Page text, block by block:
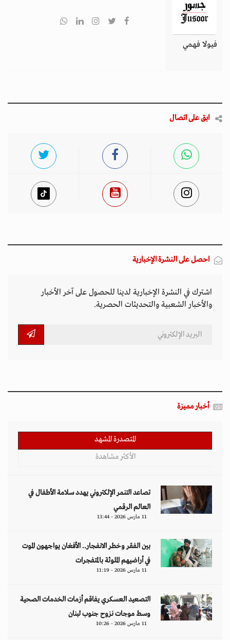
فيولا فهمي
ابق على اتصال
احصل على النشرة الإخبارية
اشترك في النشرة الإخبارية لدينا للحصول على آخر الأخبار
والأخبار الشعبية والتحديثات الحصرية.
أخبار مميزة
المتصدرة المشهد
الأكثر مشاهدة
تصاعد التنمر الإلكتروني يهدد سلامة الأطفال في
العالم الرقمي
11 مارس 2026 - 13:44
بين الفقر وخطر الانفجار.. الأفغان يواجهون الموت
في أراضيهم الملوثة بالمتفجرات
11 مارس 2026 - 11:19
التصعيد العسكري يفاقم أزمات الخدمات الصحية
وسط موجات نزوح جنوب لبنان
11 مارس 2026 - 10:26